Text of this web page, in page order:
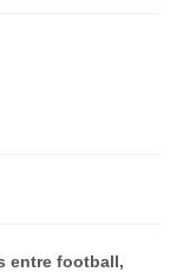
entre football,